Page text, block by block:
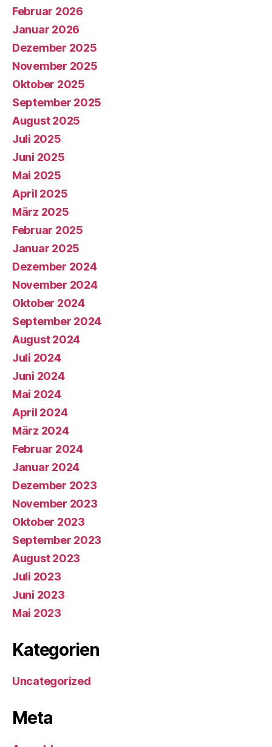
Februar 2026
Januar 2026
Dezember 2025
November 2025
Oktober 2025
September 2025
August 2025
Juli 2025
Juni 2025
Mai 2025
April 2025
März 2025
Februar 2025
Januar 2025
Dezember 2024
November 2024
Oktober 2024
September 2024
August 2024
Juli 2024
Juni 2024
Mai 2024
April 2024
März 2024
Februar 2024
Januar 2024
Dezember 2023
November 2023
Oktober 2023
September 2023
August 2023
Juli 2023
Juni 2023
Mai 2023
Kategorien
Uncategorized
Meta